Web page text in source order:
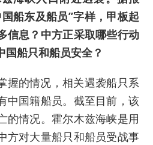
船东及船员”字样，甲板起
信息？中方正采取哪些行动
国船只和船员安全？
握的情况，相关遇袭船只系
中国籍船员。截至目前，该
的情况。霍尔木兹海峡是用
方对大量船只和船员受战事